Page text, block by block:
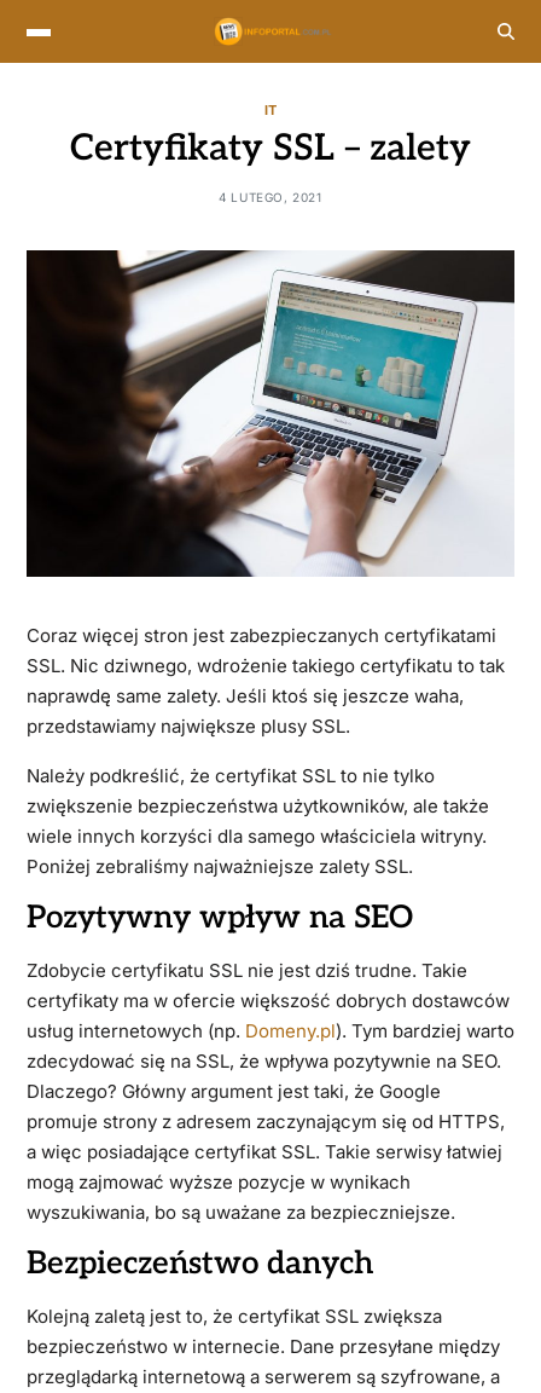
IT
Certyfikaty SSL – zalety
4 LUTEGO, 2021
Coraz więcej stron jest zabezpieczanych certyfikatami
SSL. Nic dziwnego, wdrożenie takiego certyfikatu to tak
naprawdę same zalety. Jeśli ktoś się jeszcze waha,
przedstawiamy największe plusy SSL.
Należy podkreślić, że certyfikat SSL to nie tylko
zwiększenie bezpieczeństwa użytkowników, ale także
wiele innych korzyści dla samego właściciela witryny.
Poniżej zebraliśmy najważniejsze zalety SSL.
Pozytywny wpływ na SEO
Zdobycie certyfikatu SSL nie jest dziś trudne. Takie
certyfikaty ma w ofercie większość dobrych dostawców
usług internetowych (np. Domeny.pl). Tym bardziej warto
zdecydować się na SSL, że wpływa pozytywnie na SEO.
Dlaczego? Główny argument jest taki, że Google
promuje strony z adresem zaczynającym się od HTTPS,
a więc posiadające certyfikat SSL. Takie serwisy łatwiej
mogą zajmować wyższe pozycje w wynikach
wyszukiwania, bo są uważane za bezpieczniejsze.
Bezpieczeństwo danych
Kolejną zaletą jest to, że certyfikat SSL zwiększa
bezpieczeństwo w internecie. Dane przesyłane między
przeglądarką internetową a serwerem są szyfrowane, a